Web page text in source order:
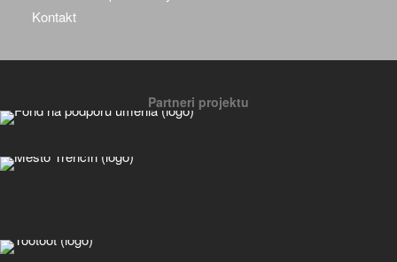
Kontakt
Partneri projektu